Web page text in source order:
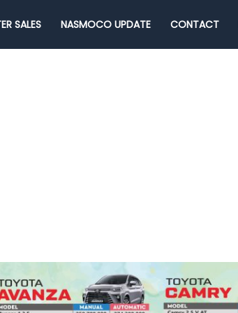
SALES NASMOCO UPDATE CONTACT